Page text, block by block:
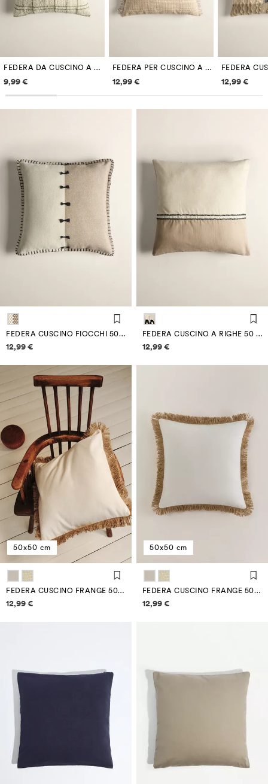
FEDERA DA CUSCINO A QUADRI 50 X 50 CM
Informazioni sui prezzi
9,99 €
FEDERA PER CUSCINO A QUADRI SFRANGIATA 50 X 50 CM
Informazioni sui prezzi
12,99 € 12,99 €
FEDERA CUSCINO FIOCCHI 50 X 50 CM
Informazioni sui prezzi
12,99 €
FEDERA CUSCINO A RIGHE 50 X 50 CM
Informazioni sui prezzi
12,99 €
50x50 cm
FEDERA CUSCINO FRANGE 50 X 50 CM
Informazioni sui prezzi
12,99 €
50x50 cm
FEDERA CUSCINO FRANGE 50 X 50 CM
Informazioni sui prezzi
12,99 €